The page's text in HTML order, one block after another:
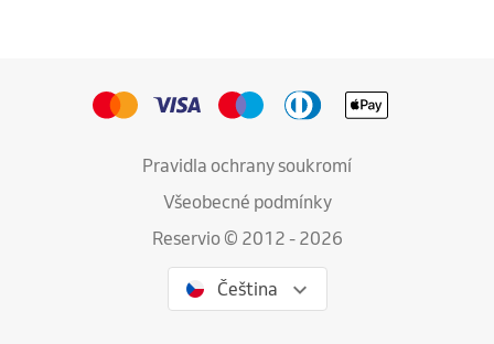
Pravidla ochrany soukromí
Všeobecné podmínky
Reservio © 2012 - 2026
Čeština